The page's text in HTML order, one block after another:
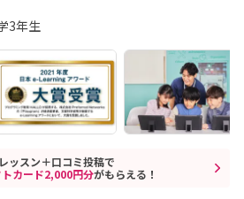
3年生
ッスン＋口コミ投稿で
カード2,000円分がもらえる！